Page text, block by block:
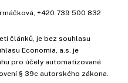
, +420 739 500 832
článků, je bez souhlasu
Economia, a.s. je
pro účely automatizované
§ 39c autorského zákona.